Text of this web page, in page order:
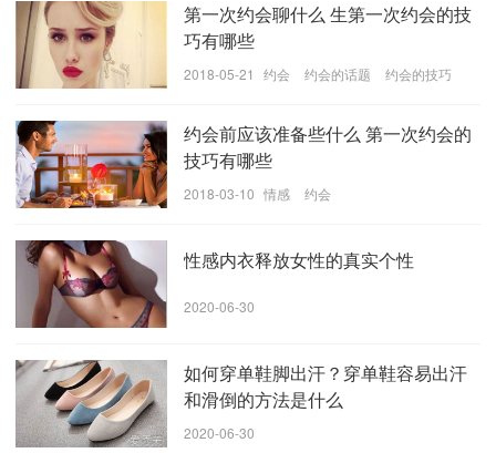
参考价格:389
第一次约会聊什么 生第一次约会的技
巧有哪些
2018-05-21 约会 约会的话题 约会的技巧
约会前应该准备些什么 第一次约会的
技巧有哪些
2018-03-10 情感 约会
性感内衣释放女性的真实个性
2020-06-30
如何穿单鞋脚出汗？穿单鞋容易出汗
和滑倒的方法是什么
2020-06-30